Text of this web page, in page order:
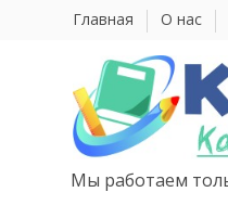
Главная О нас
Мы работаем